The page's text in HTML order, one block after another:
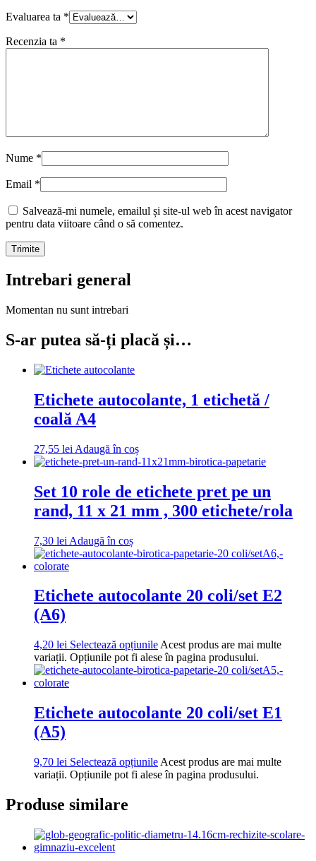
Evaluarea ta *
Recenzia ta *
Nume *
Email *
Salvează-mi numele, emailul și site-ul web în acest navigator
pentru data viitoare când o să comentez.
Intrebari general
Momentan nu sunt intrebari
S-ar putea să-ți placă și…
Etichete autocolante, 1 etichetă /
coală A4
27,55 lei Adaugă în coș
Set 10 role de etichete pret pe un
rand, 11 x 21 mm , 300 etichete/rola
7,30 lei Adaugă în coș
Etichete autocolante 20 coli/set E2
(A6)
4,20 lei Selectează opțiunile Acest produs are mai multe
variații. Opțiunile pot fi alese în pagina produsului.
Etichete autocolante 20 coli/set E1
(A5)
9,70 lei Selectează opțiunile Acest produs are mai multe
variații. Opțiunile pot fi alese în pagina produsului.
Produse similare